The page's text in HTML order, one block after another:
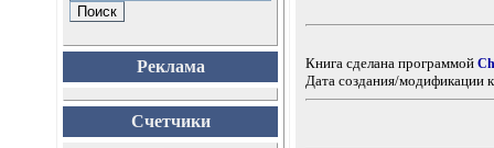
Реклама
Счетчики
Книга сделана программой
Дата создания/модификации